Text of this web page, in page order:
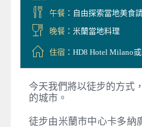
午餐：自由探索當地美食
晚餐：米蘭當地料理
住宿：HD8 Hotel Milano
今天我們將以徒步的方式
的城市。
徒步由米蘭市中心卡多納